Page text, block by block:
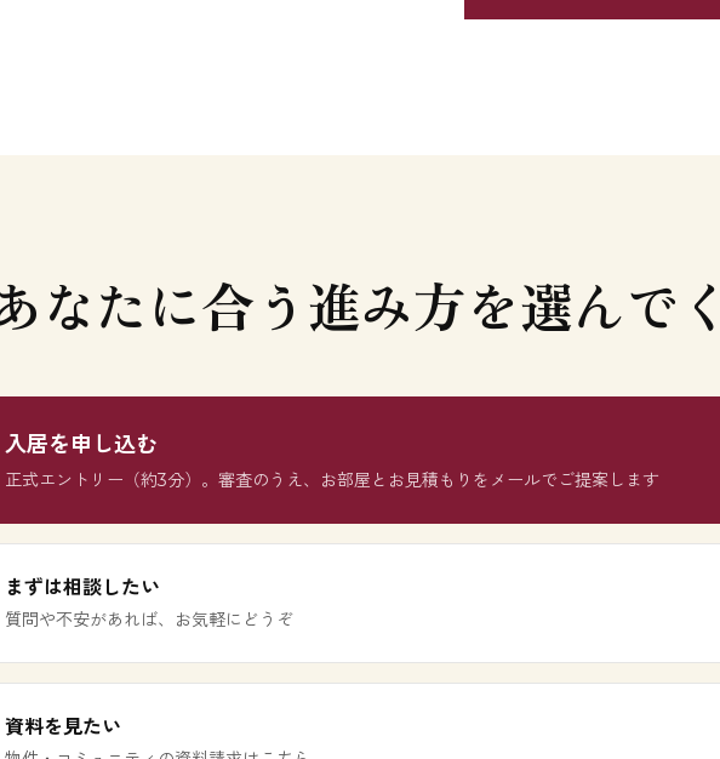
なたに合う進み方を選んで
入居を申し込む
正式エントリー（約3分）。審査のうえ、お部屋とお見積もりをメールでご提案します
まずは相談したい
質問や不安があれば、お気軽にどうぞ
資料を見たい